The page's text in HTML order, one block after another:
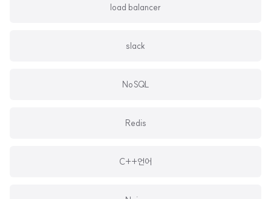
load balancer
slack
NoSQL
Redis
C++언어